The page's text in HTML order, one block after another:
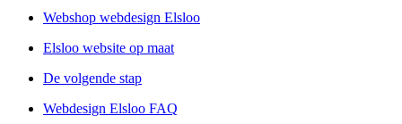
Webshop webdesign Elsloo
Elsloo website op maat
De volgende stap
Webdesign Elsloo FAQ